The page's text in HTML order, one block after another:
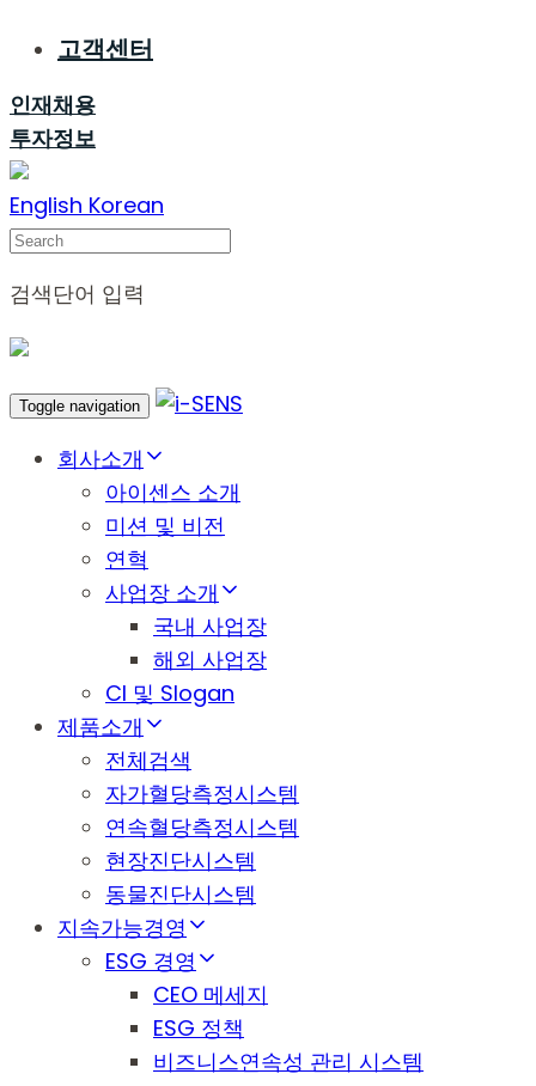
고객센터
인재채용
투자정보
English Korean
Search
검색단어 입력
Toggle navigation
회사소개
아이센스 소개
미션 및 비전
연혁
사업장 소개
국내 사업장
해외 사업장
CI 및 Slogan
제품소개
전체검색
자가혈당측정시스템
연속혈당측정시스템
현장진단시스템
동물진단시스템
지속가능경영
ESG 경영
CEO 메세지
ESG 정책
비즈니스연속성 관리 시스템